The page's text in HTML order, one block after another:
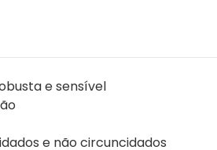
e sensível
e não circuncidados